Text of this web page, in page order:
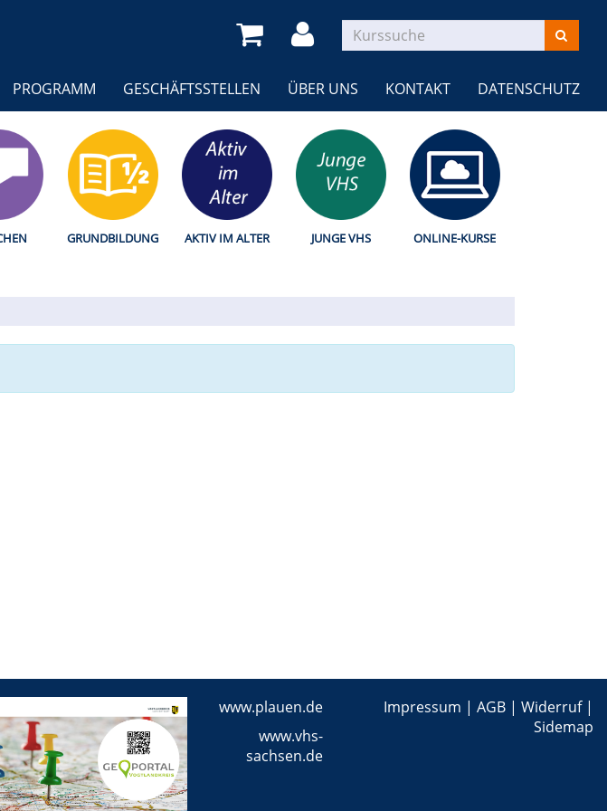
PROGRAMM GESCHÄFTSSTELLEN ÜBER UNS KONTAKT DATENSCHUTZ
GRUNDBILDUNG AKTIV IM ALTER JUNGE VHS ONLINE-KURSE
www.plauen.de
www.vhs-
sachsen.de
Impressum | AGB| Widerruf|
Sidemap